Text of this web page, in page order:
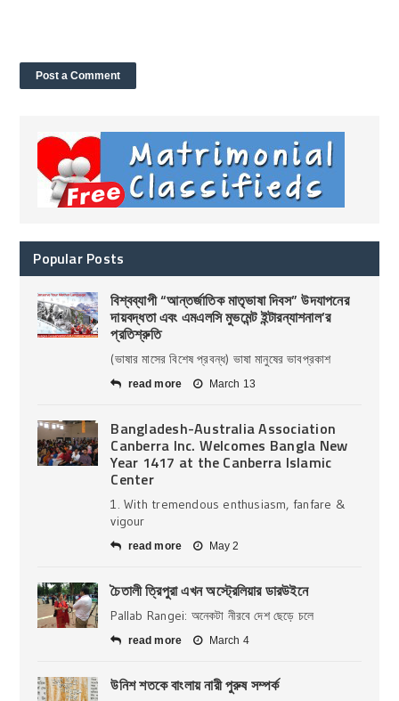
Popular Posts
বিশ্বব্যাপী “আন্তর্জাতিক মাতৃভাষা দিবস” উদযাপনের
দায়বদ্ধতা এবং এমএলসি মুভমেন্ট ইন্টারন্যাশনাল’র
প্রতিশ্রুতি
(ভাষার মাসের বিশেষ প্রবন্ধ) ভাষা মানুষের ভাবপ্রকাশ
read more March 13
Bangladesh-Australia Association
Canberra Inc. Welcomes Bangla New
Year 1417 at the Canberra Islamic
Center
1. With tremendous enthusiasm, fanfare &
vigour
read more May 2
চৈতালী ত্রিপুরা এখন অস্ট্রেলিয়ার ডারউইনে
Pallab Rangei: অনেকটা নীরবে দেশ ছেড়ে চলে
read more March 4
উনিশ শতকে বাংলায় নারী পুরুষ সম্পর্ক